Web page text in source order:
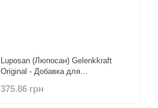
Luposan (Люпосан) Gelenkkraft
Original - Добавка для
375.86 грн